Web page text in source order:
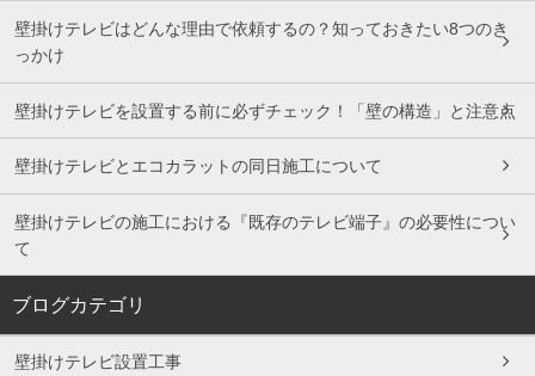
壁掛けテレビはどんな理由で依頼するの？知っておきたい8つのき
っかけ
壁掛けテレビを設置する前に必ずチェック！「壁の構造」と注意点
壁掛けテレビとエコカラットの同日施工について
壁掛けテレビの施工における『既存のテレビ端子』の必要性につい
て
ブログカテゴリ
壁掛けテレビ設置工事